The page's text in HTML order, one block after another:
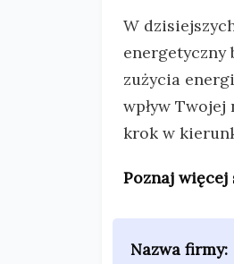
W
energetyczny
zużycia
wpływ
krok w
Poznaj więcej
Nazwa firmy: